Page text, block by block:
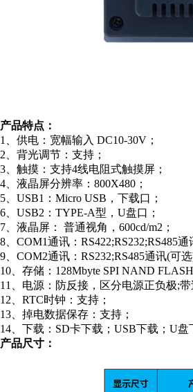
产品特点：
1、供电：宽幅输入 DC10-30V；
2、背光调节：支持；
3、触摸：支持4线电阻式触摸屏；
4、液晶屏分辨率：800X480；
5、USB1：Micro USB，下载口；
6、USB2：TYPE-A型，U盘口；
7、液晶屏： 普通视角，600cd/m2；
8、COM1通讯：RS422;RS232;RS485通
9、COM2通讯：RS232;RS485通讯(可选
10、存储：128Mbyte SPI NAND FLASH
11、电源：防反接，区分电源正负极;
12、RTC时钟：支持；
13、掉电数据保存：支持；
14、下载：SD卡下载；USB下载；U盘
产品尺寸：